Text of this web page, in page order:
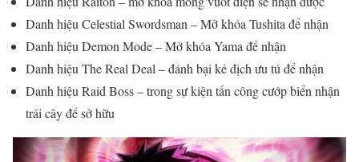
Danh hiệu Celestial Swordsman – Mở khóa Tushita để nhận
Danh hiệu Demon Mode – Mở khóa Yama để nhận
Danh hiệu The Real Deal – đánh bại kẻ địch ưu tú để nhận
Danh hiệu Raid Boss – trong sự kiện tấn công cướp biển nhận
trái cây để sở hữu